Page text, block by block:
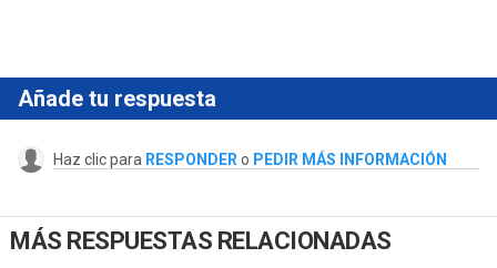
Añade tu respuesta
Haz clic para RESPONDER o PEDIR MÁS INFORMACIÓN
MÁS RESPUESTAS RELACIONADAS